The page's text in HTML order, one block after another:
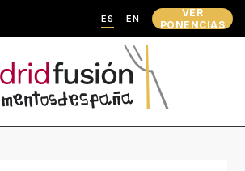
ES EN
VER
PONENCIAS